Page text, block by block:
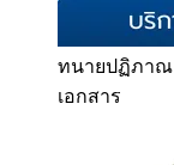
ทนายปฏิภาณ
เอกสาร